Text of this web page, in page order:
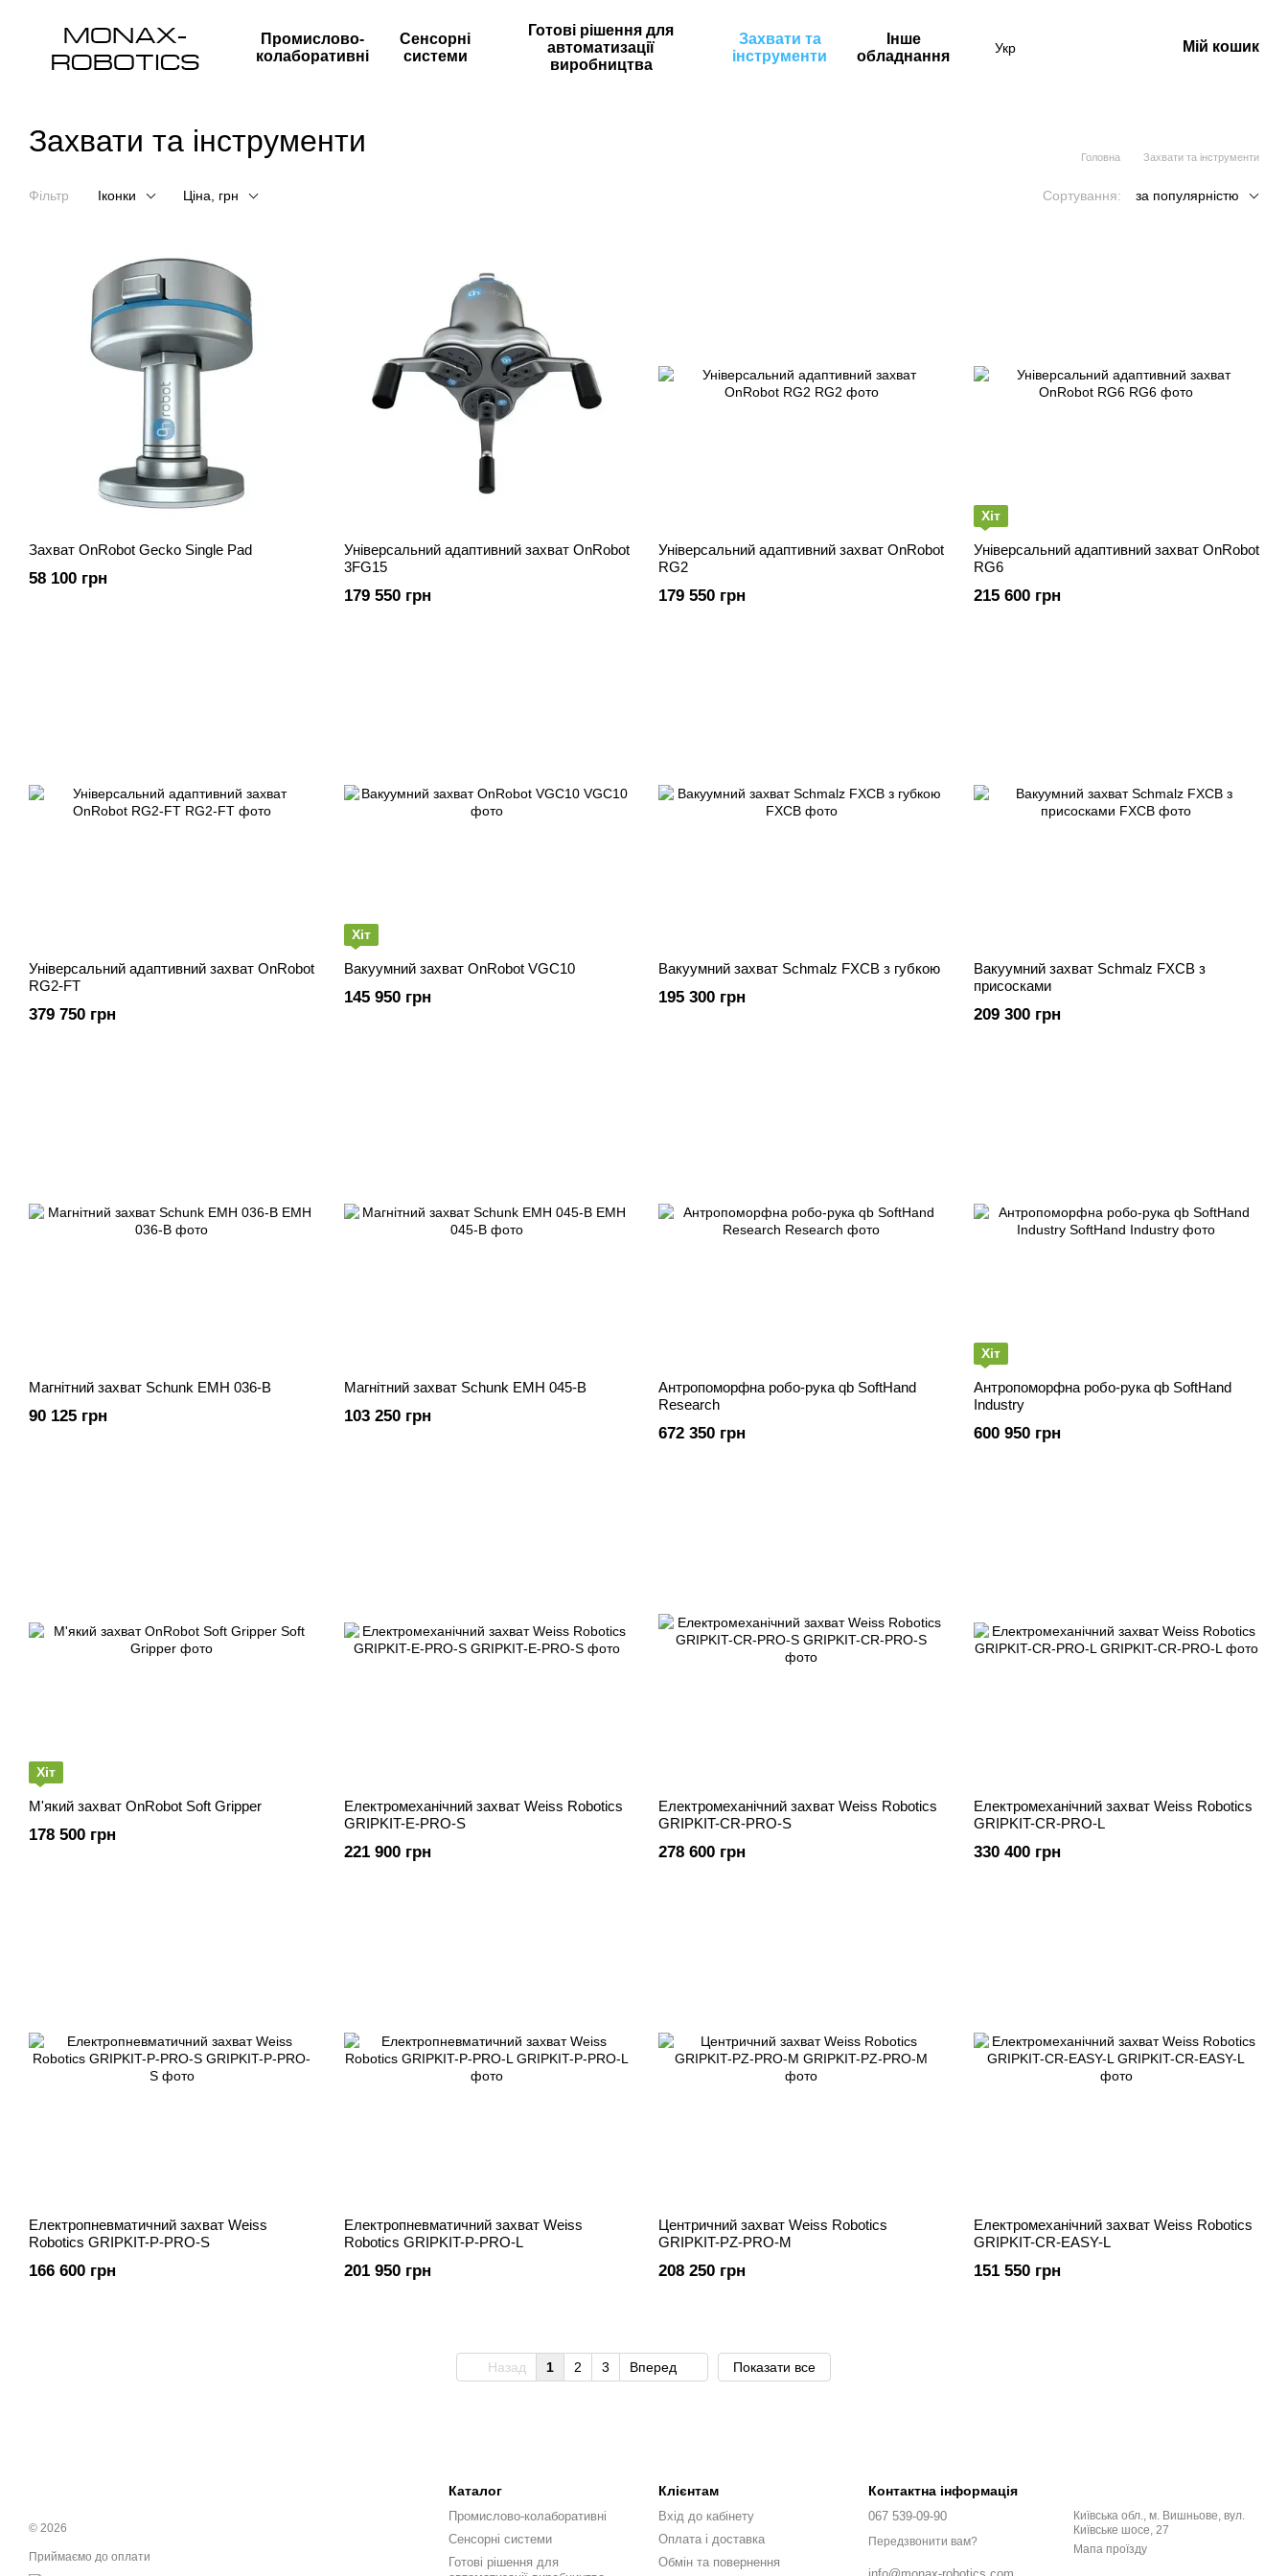
Промислово-
колаборативні
Сенсорні
системи
Готові рішення для
автоматизації
виробництва
Захвати та
інструменти
Інше
обладнання
Укр Мій кошик
Захвати та інструменти Головна Захвати та інструменти
Фільтр Іконки Ціна, грн Сортування: за популярністю
Захват OnRobot Gecko Single Pad
58 100 грн
Універсальний адаптивний захват OnRobot
3FG15
179 550 грн
Універсальний адаптивний захват OnRobot
RG2
179 550 грн
Хіт
Універсальний адаптивний захват OnRobot
RG6
215 600 грн
Універсальний адаптивний захват OnRobot
RG2-FT
379 750 грн
Хіт
Вакуумний захват OnRobot VGC10
145 950 грн
Вакуумний захват Schmalz FXCB з губкою
195 300 грн
Вакуумний захват Schmalz FXCB з
присосками
209 300 грн
Магнітний захват Schunk EMH 036-B
90 125 грн
Магнітний захват Schunk EMH 045-B
103 250 грн
Антропоморфна робо-рука qb SoftHand
Research
672 350 грн
Хіт
Антропоморфна робо-рука qb SoftHand
Industry
600 950 грн
Хіт
М'який захват OnRobot Soft Gripper
178 500 грн
Електромеханічний захват Weiss Robotics
GRIPKIT-E-PRO-S
221 900 грн
Електромеханічний захват Weiss Robotics
GRIPKIT-CR-PRO-S
278 600 грн
Електромеханічний захват Weiss Robotics
GRIPKIT-CR-PRO-L
330 400 грн
Електропневматичний захват Weiss
Robotics GRIPKIT-P-PRO-S
166 600 грн
Електропневматичний захват Weiss
Robotics GRIPKIT-P-PRO-L
201 950 грн
Центричний захват Weiss Robotics
GRIPKIT-PZ-PRO-M
208 250 грн
Електромеханічний захват Weiss Robotics
GRIPKIT-CR-EASY-L
151 550 грн
Назад 1 2 3 Вперед Показати все
© 2026
Приймаємо до оплати
Каталог
Промислово-колаборативні
Сенсорні системи
Готові рішення для
Клієнтам
Вхід до кабінету
Оплата і доставка
Обмін та повернення
Контактна інформація
067 539-09-90
Передзвонити вам?
Київська обл., м. Вишньове, вул.
Київське шосе, 27
Мапа проїзду